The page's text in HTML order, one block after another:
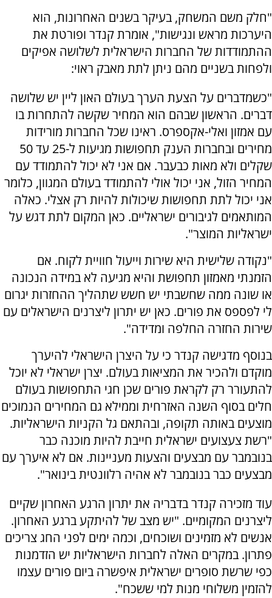
"חלק משם המשחק, בעיקר בשנים האחרונות, הוא
היערכות מראש ונגישות", אומרת קנדר ופורטת את
ההתמודדות של החברות הישראלית לשלושה אפיקים
ולפחות בשניים מהם ניתן לתת מאבק ראוי:
"כשמדברים על הצעת הערך בעולם האון ליין יש שלושה
דברים. הראשון שבהם הוא המחיר שקשה להתחרות בו
עם אמזון ואלי-אקספרס. ראינו שכל החברות מורידות
מחירים ובחברות הענק תחפושות מגיעות ל-25 עד 50
שקלים ולא מאות כבעבר. אם אני לא יכול להתמודד עם
המחיר הזול, אני יכול אולי להתמודד בעולם המגוון, כלומר
אני יכול לתת תחפושות שיכולות להיות רק אצלי. כאלה
המותאמים לגיבורים ישראליים. כאן המקום לתת דגש על
ישראליות המוצר".
"נקודה שלישית היא שירות וייעול חוויית לקוח. אם
הזמנתי מאמזון תחפושת והיא מגיעה לא במידה הנכונה
או שונה ממה שחשבתי יש חשש שתהליך ההחזרות יגרום
לי לפספס את פורים. כאן יש יתרון ליצרנים הישראלים עם
שירות החזרה החלפה ומדידה".
בנוסף מדגישה קנדר כי על היצרן הישראלי להיערך
מוקדם ולהכיר את המציאות בעולם. יצרן ישראלי לא יוכל
להתעורר רק לקראת פורים שכן חגי התחפושות בעולם
חלים בסוף השנה האזרחית וממילא גם המחירים הנמוכים
מוצעים באותה תקופה, ובהתאם גל הקניות הישראליות.
"רשת צעצועים ישראלית חייבת להיות מוכנה כבר
בנובמבר עם מבצעים והצעות מעניינות. אם לא איערך עם
מבצעים כבר בנובמבר לא אהיה רלוונטית בינואר".
עוד מזכירה קנדר בדבריה את יתרון הרגע האחרון שקיים
ליצרנים המקומיים. "יש מצב של להיתקע ברגע האחרון.
אנשים לא מזמינים ושוכחים, וכמה ימים לפני החג צריכים
פתרון. במקרים האלה לחברות הישראליות יש הזדמנות
כפי שרשת סופרים ישראלית איפשרה ביום פורים עצמו
להזמין משלוחי מנות למי ששכח".